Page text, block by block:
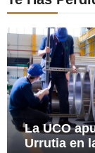
La UCO
Urrutia en